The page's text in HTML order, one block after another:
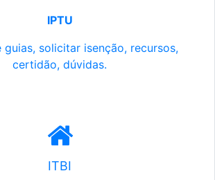
IPTU
guias, solicitar isenção, recursos,
certidão, dúvidas.
ITBI